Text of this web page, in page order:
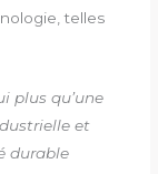
telles
plus qu’une
et
durable